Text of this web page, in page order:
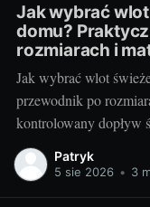
Jak wybrać
domu?
rozmiarach i
Jak wybrać wlot
przewodnik po
kontrolowany dopływ
komfort, zdrowie i
trzymają ciepło, ale
Patryk
5 sie 2026 • 3